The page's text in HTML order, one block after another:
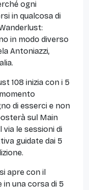
ogni
in qualcosa di
in modo diverso
Antoniazzi,
108 inizia con i 5
di esserci e non
sul Main
via le sessioni di
guidate dai 5
apre con il
in una corsa di 5